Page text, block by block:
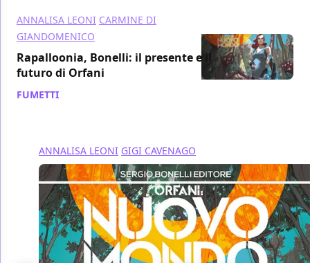
ANNALISA LEONI CARMINE DI
GIANDOMENICO
Rapalloonia, Bonelli: il presente e il
futuro di Orfani
FUMETTI
ANNALISA LEONI GIGI CAVENAGO